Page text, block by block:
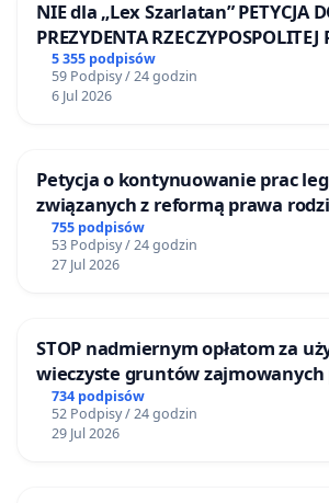
NIE dla „Lex Szarlatan” PETYCJA
PREZYDENTA RZECZYPOSPOLITEJ
5 355 podpisów
59 Podpisy / 24 godzin
6 Jul 2026
Petycja o kontynuowanie prac
związanych z reformą prawa
755 podpisów
53 Podpisy / 24 godzin
27 Jul 2026
STOP nadmiernym opłatom za
wieczyste gruntów zajmowanych
ogrody działkowe.
734 podpisów
52 Podpisy / 24 godzin
29 Jul 2026